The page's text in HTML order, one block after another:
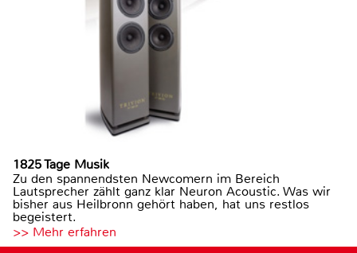
1825 Tage Musik
Zu den spannendsten Newcomern im Bereich
Lautsprecher zählt ganz klar Neuron Acoustic. Was wir
bisher aus Heilbronn gehört haben, hat uns restlos
begeistert.
>> Mehr erfahren